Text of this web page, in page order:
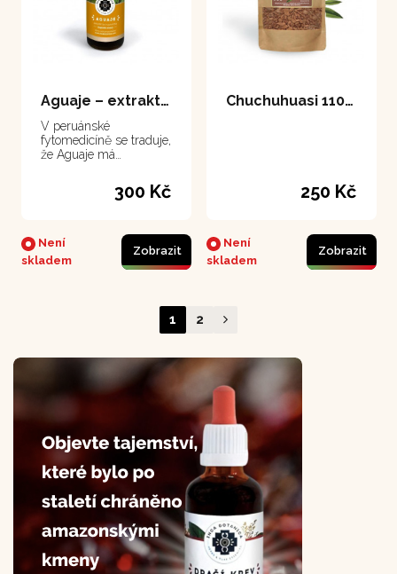
Aguaje – extrakt 50 ml
V peruánské
fytomedicíně se traduje,
že Aguaje má
300 Kč
Není
skladem
Zobrazit
Chuchuhuasi 110 g
250 Kč
Není
skladem
Zobrazit
1 2